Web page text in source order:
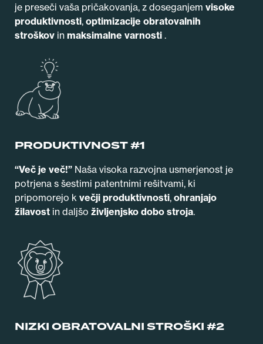
je preseči vaša pričakovanja, z doseganjem visoke
produktivnosti, optimizacije obratovalnih
stroškov in maksimalne varnosti .
PRODUKTIVNOST #1
“Več je več!” Naša visoka razvojna usmerjenost je
potrjena s šestimi patentnimi rešitvami, ki
pripomorejo k večji produktivnosti, ohranjajo
žilavost in daljšo življenjsko dobo stroja.
NIZKI OBRATOVALNI STROŠKI #2